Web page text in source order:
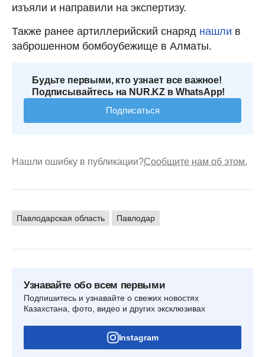
изъяли и направили на экспертизу.
Также ранее артиллерийский снаряд нашли в
заброшенном бомбоубежище в Алматы.
Будьте первыми, кто узнает все важное!
Подписывайтесь на NUR.KZ в WhatsApp!
Подписаться
Нашли ошибку в публикации?Сообщите нам об этом.
Павлодарская область Павлодар
Узнавайте обо всем первыми
Подпишитесь и узнавайте о свежих новостях
Казахстана, фото, видео и других эксклюзивах
Instagram